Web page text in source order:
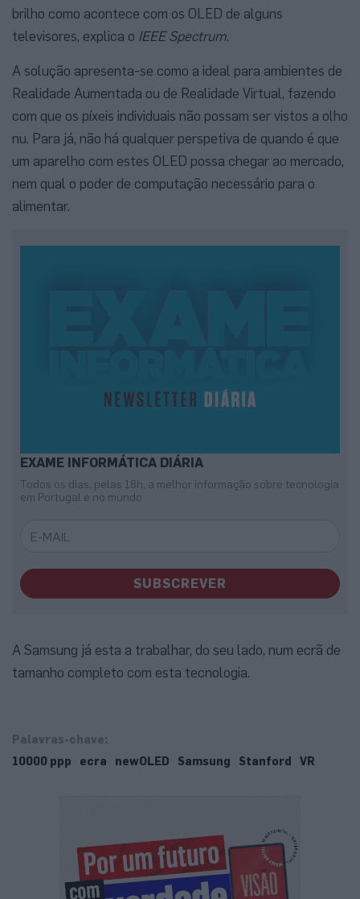
brilho como acontece com os OLED de alguns
televisores, explica o IEEE Spectrum.
A solução apresenta-se como a ideal para ambientes de
Realidade Aumentada ou de Realidade Virtual, fazendo
com que os píxeis individuais não possam ser vistos a olho
nu. Para já, não há qualquer perspetiva de quando é que
um aparelho com estes OLED possa chegar ao mercado,
nem qual o poder de computação necessário para o
alimentar.
EXAME INFORMÁTICA DIÁRIA
Todos os dias, pelas 18h, a melhor informação sobre tecnologia
em Portugal e no mundo
SUBSCREVER
A Samsung já esta a trabalhar, do seu lado, num ecrã de
tamanho completo com esta tecnologia.
Palavras-chave:
10000 ppp
ecra newOLED Samsung Stanford VR